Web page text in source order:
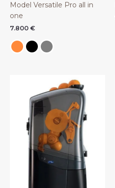
Model Versatile Pro all in
one
7.800 €